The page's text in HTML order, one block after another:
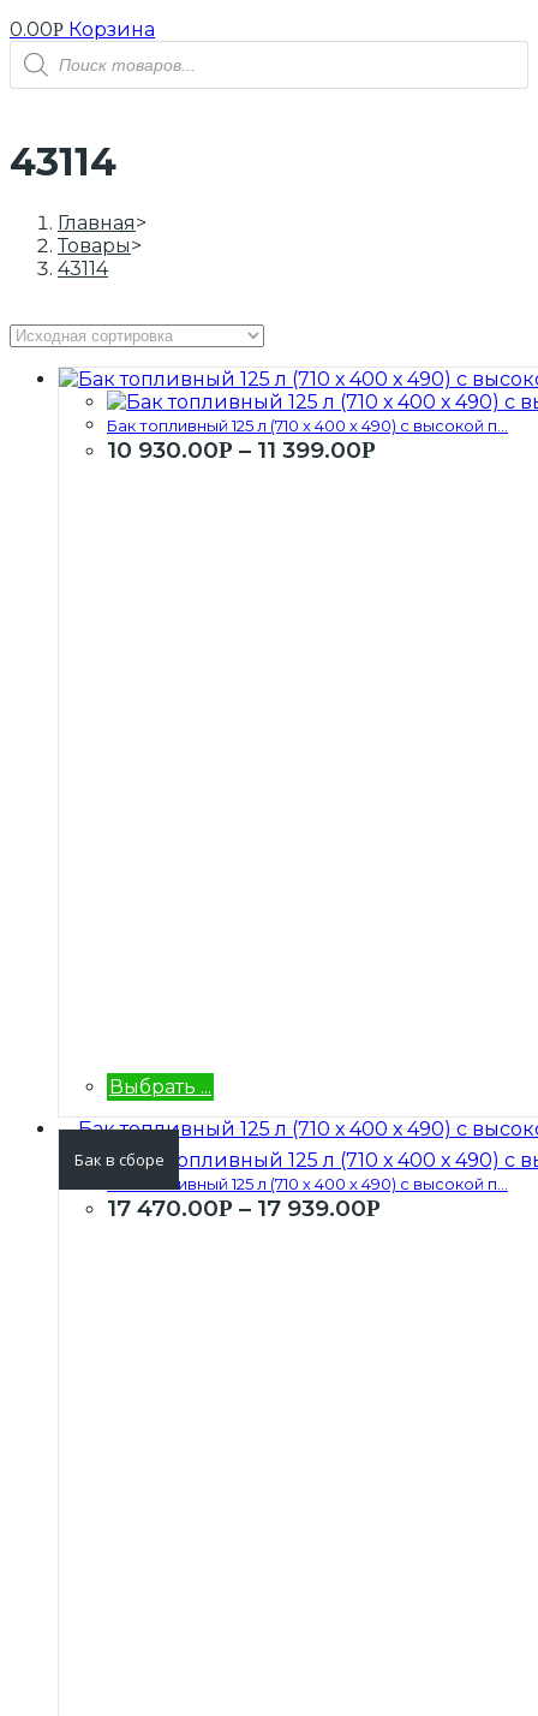
0.00Р Корзина
Поиск
товаров
43114
Главная>
Товары>
43114
Бак топливный 125 л (710 х 400 х 490) с высокой п...
10 930.00Р – 11 399.00Р
Выбрать ...
Бак в сборе
Бак топливный 125 л (710 х 400 х 490) с высокой п...
17 470.00Р – 17 939.00Р